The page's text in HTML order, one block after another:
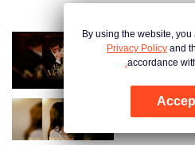
By using the website,
Privacy Policy and
accordance